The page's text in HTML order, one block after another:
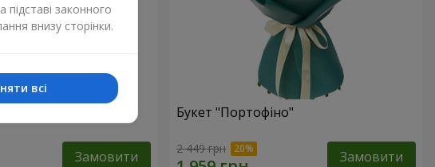
Замовити
Букет "Портофіно"
2 449 грн Замовити
законного
внизу сторінки.
всі